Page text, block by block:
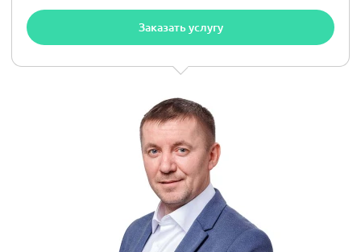
Заказать услугу